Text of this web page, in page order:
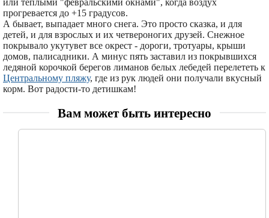
или теплыми "февральскими окнами", когда воздух
прогревается до +15 градусов.
А бывает, выпадает много снега. Это просто сказка, и для
детей, и для взрослых и их четвероногих друзей. Снежное
покрывало укутувет все окрест - дороги, тротуары, крыши
домов, палисадники. А минус пять заставил из покрывшихся
ледяной корочкой берегов лиманов белых лебедей перелететь к
Центральному пляжу, где из рук людей они получали вкусный
корм. Вот радости-то детишкам!
Вам может быть интересно